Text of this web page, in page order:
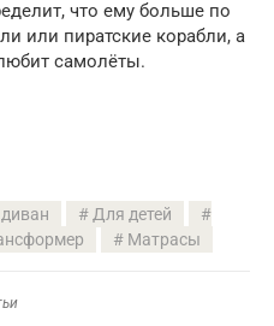
что ему больше по
или пиратские корабли, а
самолёты.
диван
Для детей
Матрасы